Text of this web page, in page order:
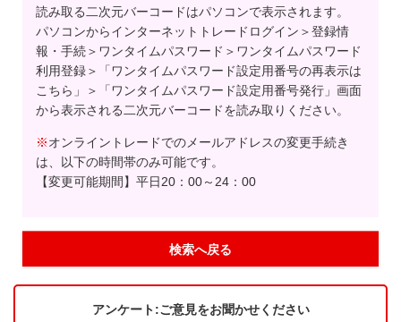
読み取る二次元バーコードはパソコンで表示されます。
パソコンからインターネットトレードログイン＞登録情
報・手続＞ワンタイムパスワード＞ワンタイムパスワード
利用登録＞「ワンタイムパスワード設定用番号の再表示は
こちら」＞「ワンタイムパスワード設定用番号発行」画面
から表示される二次元バーコードを読み取りください。
※オンライントレードでのメールアドレスの変更手続き
は、以下の時間帯のみ可能です。
【変更可能期間】平日20：00～24：00
検索へ戻る
アンケート:ご意見をお聞かせください